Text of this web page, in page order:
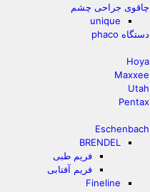
چاقوی جراحی چشم
unique
دستگاه phaco
Hoya
Maxxee
Utah
Pentax
Eschenbach
BRENDEL
فریم طبی
فریم آفتابی
Fineline